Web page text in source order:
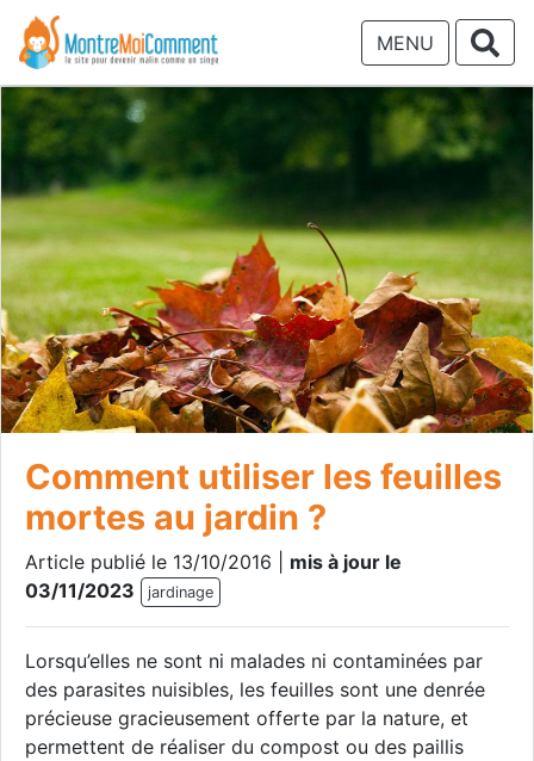
MENU
Comment utiliser les feuilles
mortes au jardin ?
Article publié le 13/10/2016 | mis à jour le
03/11/2023
jardinage
Lorsqu’elles ne sont ni malades ni contaminées par
des parasites nuisibles, les feuilles sont une denrée
précieuse gracieusement offerte par la nature, et
permettent de réaliser du compost ou des paillis